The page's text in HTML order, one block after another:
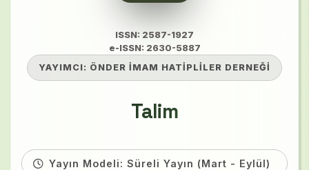
ISSN: 2587-1927
e-ISSN: 2630-5887
YAYIMCI: ÖNDER İMAM HATİPLİLER DERNEĞİ
Talim
Yayın Modeli: Süreli Yayın (Mart - Eylül)